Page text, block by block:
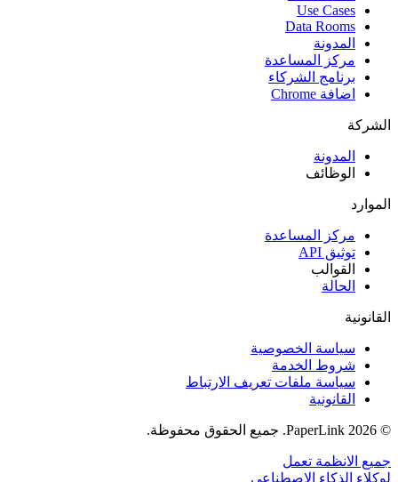
Use Cases
Data Rooms
المدونة
مركز المساعدة
برنامج الشركاء
اضافة Chrome
الشركة
المدونة
الوظائف
الموارد
مركز المساعدة
توثيق API
القوالب
الحالة
القانونية
سياسة الخصوصية
شروط الخدمة
سياسة ملفات تعريف الارتباط
القانونية
© 2026 PaperLink. جميع الحقوق محفوظة.
جميع الانظمة تعمل
لوكلاء الذكاء الاصطناعي